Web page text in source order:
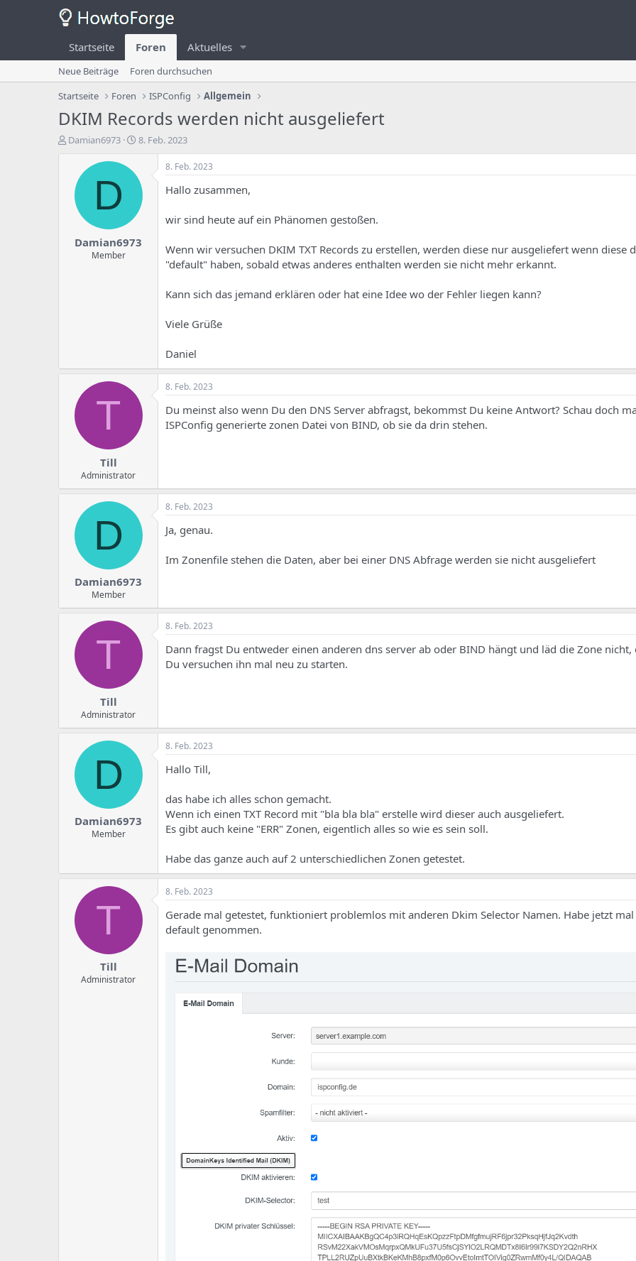
Startseite Foren Aktuelles
Neue Beiträge
Foren durchsuchen
Startseite
Foren ISPConfig Allgemein
DKIM Records werden nicht ausgeliefert
E
Damian6973
E
t
e
l
n
8. Feb. 2023
D
Damian6973
Member
8. Feb. 2023
Hallo zusammen,
wir sind heute auf ein Phänomen gestoßen.
Wenn wir versuchen DKIM TXT Records zu erstellen, werden diese nur ausgeliefert wenn diese
"default" haben, sobald etwas anderes enthalten werden sie nicht mehr erkannt.
Kann sich das jemand erklären oder hat eine Idee wo der Fehler liegen kann?
Viele Grüße
Daniel
T
Till
Administrator
8. Feb. 2023
Du meinst also wenn Du den DNS Server abfragst, bekommst Du keine Antwort? Schau doch
ISPConfig generierte zonen Datei von BIND, ob sie da drin stehen.
D
Damian6973
Member
8. Feb. 2023
Ja, genau.
Im Zonenfile stehen die Daten, aber bei einer DNS Abfrage werden sie nicht ausgeliefert
T
Till
Administrator
8. Feb. 2023
Dann fragst Du entweder einen anderen dns server ab oder BIND hängt und läd die Zone nicht,
Du versuchen ihn mal neu zu starten.
D
Damian6973
Member
8. Feb. 2023
Hallo Till,
das habe ich alles schon gemacht.
Wenn ich einen TXT Record mit "bla bla bla" erstelle wird dieser auch ausgeliefert.
Es gibt auch keine "ERR" Zonen, eigentlich alles so wie es sein soll.
Habe das ganze auch auf 2 unterschiedlichen Zonen getestet.
T
Till
Administrator
8. Feb. 2023
Gerade mal getestet, funktioniert problemlos mit anderen Dkim Selector Namen. Habe jetzt
default genommen.